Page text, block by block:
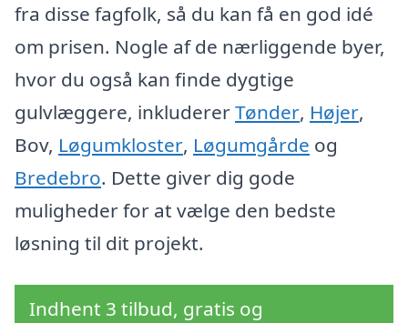
fra disse fagfolk, så du kan få en god idé
om prisen. Nogle af de nærliggende byer,
hvor du også kan finde dygtige
gulvlæggere, inkludererTønder, Højer,
Bov, Løgumkloster, Løgumgårde og
Bredebro. Dette giver dig gode
muligheder for at vælge den bedste
løsning til dit projekt.
Indhent 3 tilbud, gratis og